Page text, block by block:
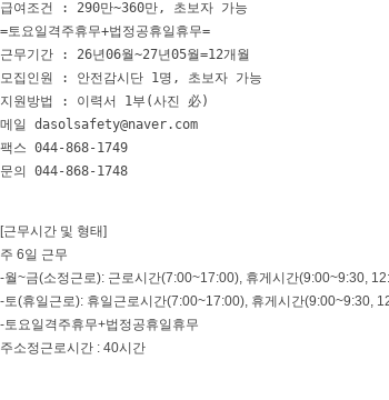
급여조건 : 290만~360만, 초보자 가능
=토요일격주휴무+법정공휴일휴무=
근무기간 : 26년06월~27년05월=12개월
모집인원 : 안전감시단 1명, 초보자 가능
지원방법 : 이력서 1부(사진 必)
메일 dasolsafety@naver.com
팩스 044-868-1749
문의 044-868-1748
[근무시간 및 형태]
주 6일 근무
-월~금(소정근로): 근로시간(7:00~17:00), 휴게시간(9:00~9:30,
-토(휴일근로): 휴일근로시간(7:00~17:00), 휴게시간(9:00~9:30,
-토요일격주휴무+법정공휴일휴무
주소정근로시간 : 40시간